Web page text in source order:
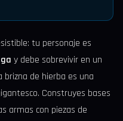
tu personaje es
y debe sobrevivir en un
de hierba es una
Construyes bases
armas con piezas de